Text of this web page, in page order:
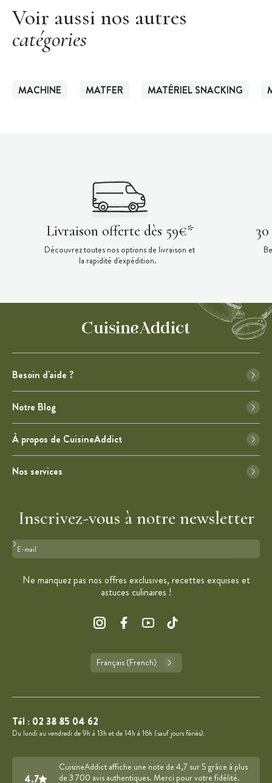
Voir aussi nos autres
catégories
MACHINE MATFER MATÉRIEL SNACKING
Livraison offerte dès 59€*
Découvrez toutes nos options de livraison et
la rapidité d'expédition.
Besoin d'aide ?
Notre Blog
À propos de CuisineAddict
Nos services
Inscrivez-vous à notre newsletter
Format : adresse@email.com
Ne manquez pas nos offres exclusives, recettes exquises et
astuces culinaires !
Français (French)
Tél : 02 38 85 04 62
Du lundi au vendredi de 9h à 13h et de 14h à 16h (sauf jours fériés).
4.7
CuisineAddict affiche une note de 4,7 sur 5 grâce à plus
de 3 700 avis authentiques. Merci pour votre fidélité.